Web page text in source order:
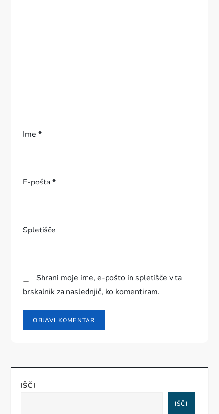
s
a
Ime*
E-pošta*
Spletišče
Shrani moje ime, e-pošto in spletišče v ta
brskalnik za naslednjič, ko komentiram.
IŠČI
IŠČI